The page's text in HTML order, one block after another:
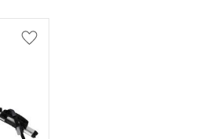
Lägg till i favoriter